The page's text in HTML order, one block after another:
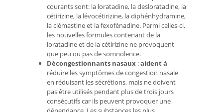
courants sont: la loratadine, la desloratadine, la
cétirizine, la lévocétirizine, la diphénhydramine,
la clémastine et la fexofénadine. Parmi celles-ci,
les nouvelles formules contenant de la
loratadine et de la cétirizine ne provoquent
que peu ou pas de somnolence.
Décongestionnants nasaux :aident à
réduire les symptômes de congestion nasale
en réduisant les sécrétions, mais ne doivent
pas être utilisés pendant plus de trois jours
consécutifs car ils peuvent provoquer une